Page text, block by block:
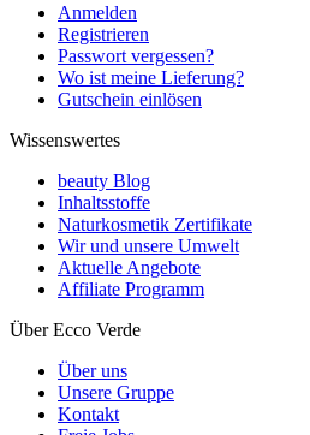
Anmelden
Registrieren
Passwort vergessen?
Wo ist meine Lieferung?
Gutschein einlösen
Wissenswertes
beauty Blog
Inhaltsstoffe
Naturkosmetik Zertifikate
Wir und unsere Umwelt
Aktuelle Angebote
Affiliate Programm
Über Ecco Verde
Über uns
Unsere Gruppe
Kontakt